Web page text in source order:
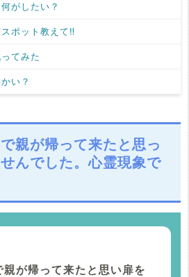
がしたい？
ポット教えて‼️
てみた
い？
親が帰って来たと思っ
んでした。心霊現象で
が帰って来たと思い扉を